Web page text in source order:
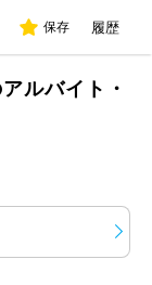
保存 履歴
ルバイト・